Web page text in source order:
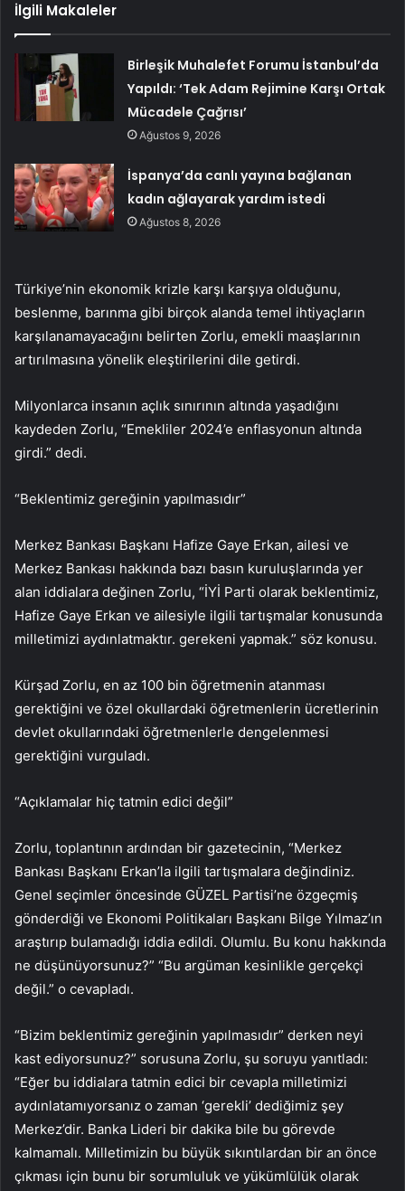
İlgili Makaleler
Birleşik Muhalefet Forumu İstanbul’da
Yapıldı: ‘Tek Adam Rejimine Karşı Ortak
Mücadele Çağrısı’
Ağustos 9, 2026
İspanya’da canlı yayına bağlanan
kadın ağlayarak yardım istedi
Ağustos 8, 2026
Türkiye’nin ekonomik krizle karşı karşıya olduğunu,
beslenme, barınma gibi birçok alanda temel ihtiyaçların
karşılanamayacağını belirten Zorlu, emekli maaşlarının
artırılmasına yönelik eleştirilerini dile getirdi.
Milyonlarca insanın açlık sınırının altında yaşadığını
kaydeden Zorlu, “Emekliler 2024’e enflasyonun altında
girdi.” dedi.
“Beklentimiz gereğinin yapılmasıdır”
Merkez Bankası Başkanı Hafize Gaye Erkan, ailesi ve
Merkez Bankası hakkında bazı basın kuruluşlarında yer
alan iddialara değinen Zorlu, “İYİ Parti olarak beklentimiz,
Hafize Gaye Erkan ve ailesiyle ilgili tartışmalar konusunda
milletimizi aydınlatmaktır. gerekeni yapmak.” söz konusu.
Kürşad Zorlu, en az 100 bin öğretmenin atanması
gerektiğini ve özel okullardaki öğretmenlerin ücretlerinin
devlet okullarındaki öğretmenlerle dengelenmesi
gerektiğini vurguladı.
“Açıklamalar hiç tatmin edici değil”
Zorlu, toplantının ardından bir gazetecinin, “Merkez
Bankası Başkanı Erkan’la ilgili tartışmalara değindiniz.
Genel seçimler öncesinde GÜZEL Partisi’ne özgeçmiş
gönderdiği ve Ekonomi Politikaları Başkanı Bilge Yılmaz’ın
araştırıp bulamadığı iddia edildi. Olumlu. Bu konu hakkında
ne düşünüyorsunuz?” “Bu argüman kesinlikle gerçekçi
değil.” o cevapladı.
“Bizim beklentimiz gereğinin yapılmasıdır” derken neyi
kast ediyorsunuz?” sorusuna Zorlu, şu soruyu yanıtladı:
“Eğer bu iddialara tatmin edici bir cevapla milletimizi
aydınlatamıyorsanız o zaman ‘gerekli’ dediğimiz şey
Merkez’dir. Banka Lideri bir dakika bile bu görevde
kalmamalı. Milletimizin bu büyük sıkıntılardan bir an önce
çıkması için bunu bir sorumluluk ve yükümlülük olarak